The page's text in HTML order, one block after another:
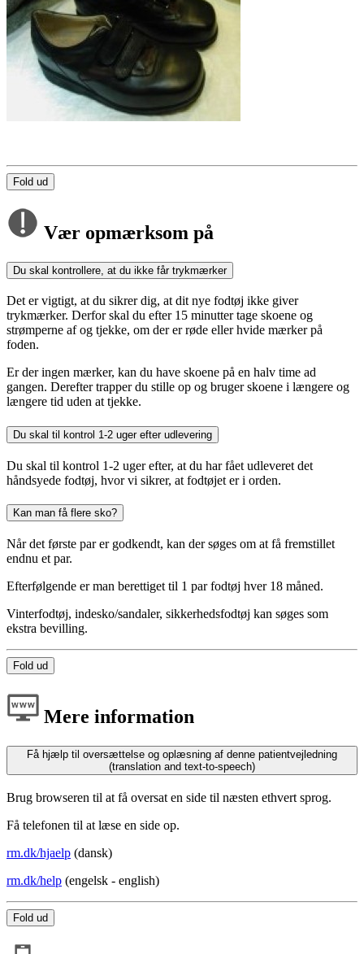
Fold ud
Vær opmærksom på
Du skal kontrollere, at du ikke får trykmærker
Det er vigtigt, at du sikrer dig, at dit nye fodtøj ikke giver
trykmærker. Derfor skal du efter 15 minutter tage skoene og
strømperne af og tjekke, om der er røde eller hvide mærker på
foden.
Er der ingen mærker, kan du have skoene på en halv time ad
gangen. Derefter trapper du stille op og bruger skoene i længere og
længere tid uden at tjekke.
Du skal til kontrol 1-2 uger efter udlevering
Du skal til kontrol 1-2 uger efter, at du har fået udleveret det
håndsyede fodtøj, hvor vi sikrer, at fodtøjet er i orden.
Kan man få flere sko?
Når det første par er godkendt, kan der søges om at få fremstillet
endnu et par.
Efterfølgende er man berettiget til 1 par fodtøj hver 18 måned.
Vinterfodtøj, indesko/sandaler, sikkerhedsfodtøj kan søges som
ekstra bevilling.
Fold ud
Mere information
Få hjælp til oversættelse og oplæsning af denne patientvejledning
(translation and text-to-speech)
Brug browseren til at få oversat en side til næsten ethvert sprog.
Få telefonen til at læse en side op.
rm.dk/hjaelp (dansk)
rm.dk/help (engelsk - english)
Fold ud